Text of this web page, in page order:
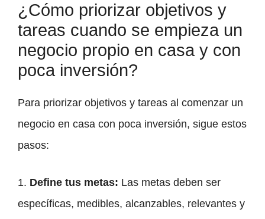
¿Cómo priorizar objetivos y
tareas cuando se empieza un
negocio propio en casa y con
poca inversión?
Para priorizar objetivos y tareas al comenzar un
negocio en casa con poca inversión, sigue estos
pasos:
1. Define tus metas: Las metas deben ser
específicas, medibles, alcanzables, relevantes y